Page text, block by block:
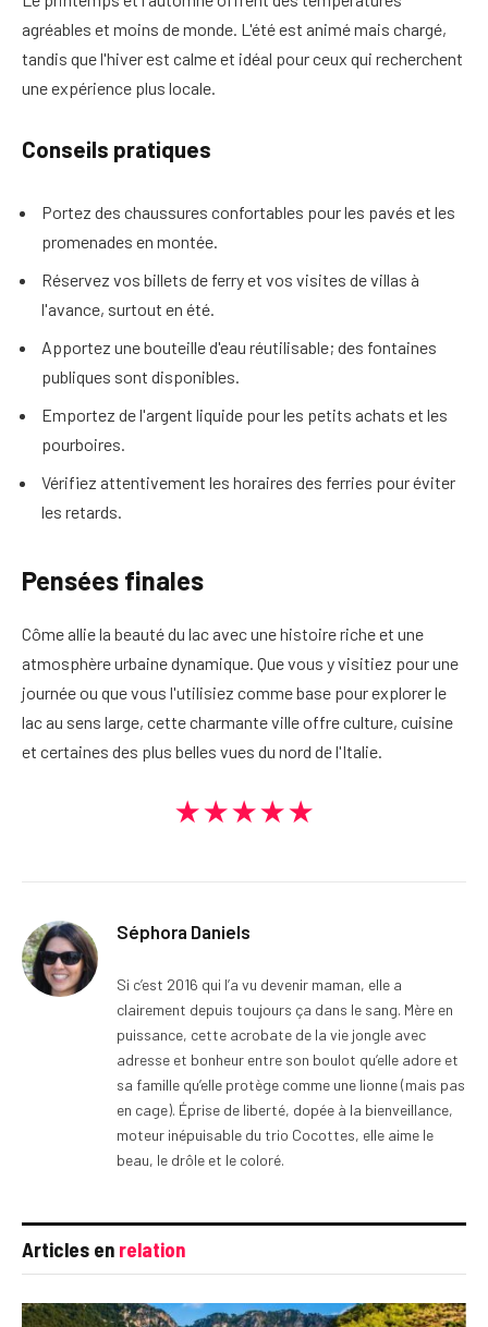
agréables et moins de monde. L'été est animé mais chargé,
tandis que l'hiver est calme et idéal pour ceux qui recherchent
une expérience plus locale.
Conseils pratiques
Portez des chaussures confortables pour les pavés et les
promenades en montée.
Réservez vos billets de ferry et vos visites de villas à
l'avance, surtout en été.
Apportez une bouteille d'eau réutilisable; des fontaines
publiques sont disponibles.
Emportez de l'argent liquide pour les petits achats et les
pourboires.
Vérifiez attentivement les horaires des ferries pour éviter
les retards.
Pensées finales
Côme allie la beauté du lac avec une histoire riche et une
atmosphère urbaine dynamique. Que vous y visitiez pour une
journée ou que vous l'utilisiez comme base pour explorer le
lac au sens large, cette charmante ville offre culture, cuisine
et certaines des plus belles vues du nord de l'Italie.
★★★★★
Séphora Daniels
Si c’est 2016 qui l’a vu devenir maman, elle a
clairement depuis toujours ça dans le sang. Mère en
puissance, cette acrobate de la vie jongle avec
adresse et bonheur entre son boulot qu’elle adore et
sa famille qu’elle protège comme une lionne (mais pas
en cage). Éprise de liberté, dopée à la bienveillance,
moteur inépuisable du trio Cocottes, elle aime le
beau, le drôle et le coloré.
Articles en relation